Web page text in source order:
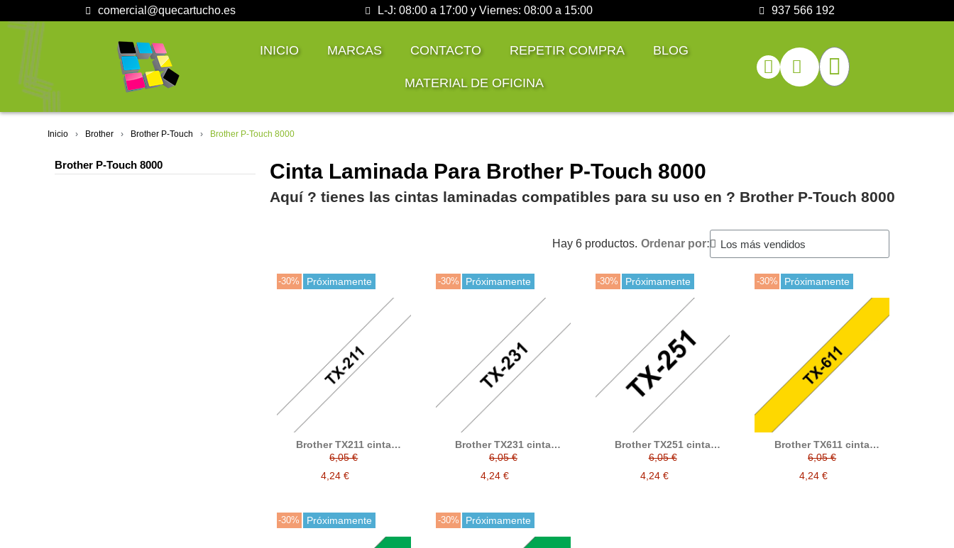
comercial@quecartucho.es L-J: 08:00 a 17:00 y Viernes: 08:00 a 15:00 937 566 192
INICIO MARCAS CONTACTO REPETIR COMPRA BLOG
MATERIAL DE OFICINA
Inicio Brother Brother P-Touch Brother P-Touch 8000
Brother P-Touch 8000 Cinta Laminada Para Brother P-Touch 8000
Aquí ? tienes las cintas laminadas compatibles para su uso en ?️ Brother P-Touch 8000
Hay 6 productos. Ordenar por:
-30% Próximamente
Brother TX211 cinta
laminada compatible
6,05 €
4,24 €
-30% Próximamente
Brother TX231 cinta
laminada compatible
6,05 €
4,24 €
-30% Próximamente
Brother TX251 cinta
laminada compatible
6,05 €
4,24 €
-30% Próximamente
Brother TX611 cinta
laminada compatible
6,05 €
4,24 €
-30% Próximamente -30% Próximamente